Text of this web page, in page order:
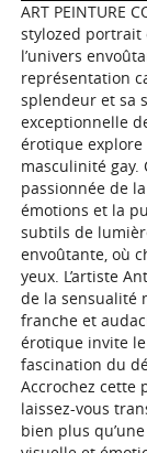
ART PEINTURE
stylozed portrait
l’univers
représentation
splendeur et sa
exceptionnelle
érotique
masculinité gay.
passionnée de
émotions et la
subtils de
envoûtante, où
yeux. L’artiste
de la sensualité
franche et
érotique invite
fascination du
Accrochez cette
laissez-vous
bien plus